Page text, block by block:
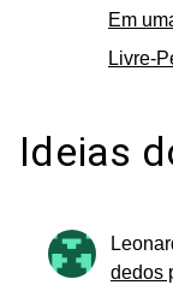
Em
Livre-
Ideias
dedos